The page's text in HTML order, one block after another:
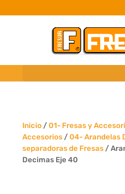
Inicio/ 01- Fresas y
Accesorios/ 04- Arandelas
separadoras de Fresas/
Decimas Eje 40